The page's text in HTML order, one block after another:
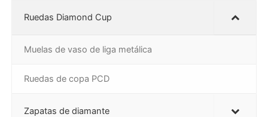
Ruedas Diamond Cup
Muelas de vaso de liga metálica
Ruedas de copa PCD
Zapatas de diamante